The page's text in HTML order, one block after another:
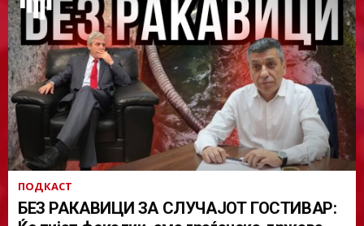
ПОДКАСТ
БЕЗ РАКАВИЦИ ЗА СЛУЧАЈОТ ГОСТИВАР: